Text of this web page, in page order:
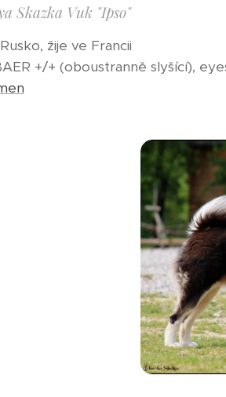
Skazka Vuk "Ipso"
žije ve Francii
+/+ (oboustranně slyšící),